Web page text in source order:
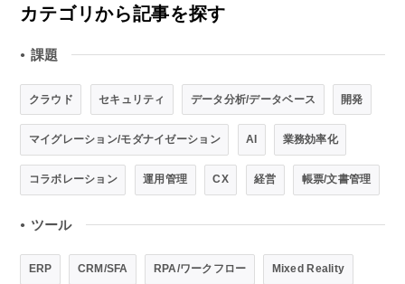
カテゴリから記事を探す
● 課題
クラウド セキュリティ データ分析/データベース 開発
マイグレーション/モダナイゼーション AI 業務効率化
コラボレーション 運用管理 CX 経営 帳票/文書管理
● ツール
ERP CRM/SFA RPA/ワークフロー Mixed Reality